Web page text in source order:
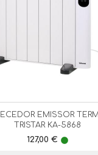
EMISSOR
TRISTAR KA-5868
Preço
127,00 € lens